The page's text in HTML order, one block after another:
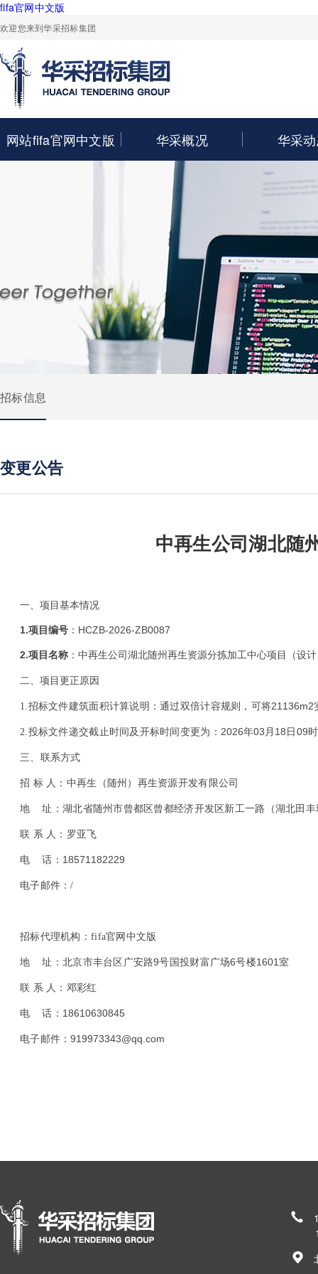
fifa官网中文版
欢迎您来到华采招标集团
网站fifa官网中文版 华采概况 华采
招标信息
变更公告
中再生公司湖北随
一、项目基本情况
1.项目编号 ：HCZB-2026-ZB0087
2.项目名称 ： 中再生公司湖北随州再生资源分拣加工中心项目（设
二、项目 更正 原因
1.招标文件建筑面积计算说明：通过双倍计容规则，可将21136m2
2.投标文件递交截止时间及开标时间变更为： 2026年03 月 18 日 09时
三、联系方式
招 标 人：中再生（随州）再生资源开发有限公司
地 址：湖北省随州市曾都区曾都经济开发区新工一路（湖北田丰
联 系 人：罗亚飞
电 话： 18571182229
电子邮件：/
招标代理机构：fifa官网中文版
地 址：北京市丰台区广安路9号国投财富广场6号楼1601室
联 系 人：邓彩红
电 话： 18610630845
电子邮件 ：919973343@qq.com